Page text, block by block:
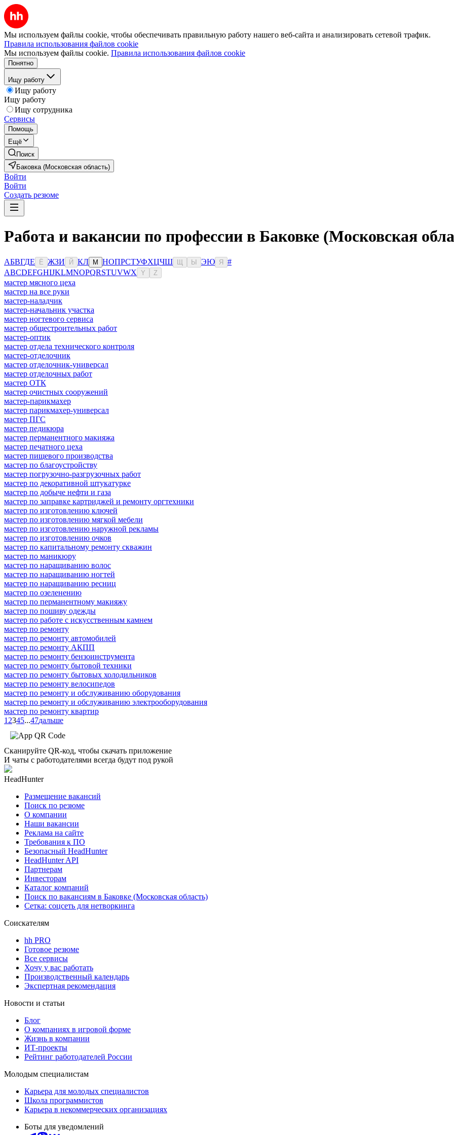
Мы используем файлы cookie, чтобы обеспечивать правильную работу нашего веб-сайта и анализировать сетевой трафик.
Правила использования файлов cookie
Мы используем файлы cookie. Правила использования файлов cookie
Понятно
Ищу работу
Ищу работу
Ищу работу
Ищу сотрудника
Сервисы
Помощь
Ещё
Поиск
Баковка (Московская область)
Войти
Войти
Создать резюме
Работа и вакансии по профессии в Баковке (Московская
АБВГДЕ Ё ЖЗИ Й КЛ М НОПРСТУФХЦЧШ Ы ЭЮ Я
#
ABCDEFGHIJKLMNOPQRSTUVWX Y Z
мастер мясного цеха
мастер на все руки
мастер-наладчик
мастер-начальник участка
мастер ногтевого сервиса
мастер общестроительных работ
мастер-оптик
мастер отдела технического контроля
мастер-отделочник
мастер отделочник-универсал
мастер отделочных работ
мастер ОТК
мастер очистных сооружений
мастер-парикмахер
мастер парикмахер-универсал
мастер ПГС
мастер педикюра
мастер перманентного макияжа
мастер печатного цеха
мастер пищевого производства
мастер по благоустройству
мастер погрузочно-разгрузочных работ
мастер по декоративной штукатурке
мастер по добыче нефти и газа
мастер по заправке картриджей и ремонту оргтехники
мастер по изготовлению ключей
мастер по изготовлению мягкой мебели
мастер по изготовлению наружной рекламы
мастер по изготовлению очков
мастер по капитальному ремонту скважин
мастер по маникюру
мастер по наращиванию волос
мастер по наращиванию ногтей
мастер по наращиванию ресниц
мастер по озеленению
мастер по перманентному макияжу
мастер по пошиву одежды
мастер по работе с искусственным камнем
мастер по ремонту
мастер по ремонту автомобилей
мастер по ремонту АКПП
мастер по ремонту бензоинструмента
мастер по ремонту бытовой техники
мастер по ремонту бытовых холодильников
мастер по ремонту велосипедов
мастер по ремонту и обслуживанию оборудования
мастер по ремонту и обслуживанию электрооборудования
мастер по ремонту квартир
1 2345...47дальше
Сканируйте QR-код, чтобы скачать приложение
И чаты с работодателями всегда будут под рукой
HeadHunter
Размещение вакансий
Поиск по резюме
О компании
Наши вакансии
Реклама на сайте
Требования к ПО
Безопасный HeadHunter
HeadHunter API
Партнерам
Инвесторам
Каталог компаний
Поиск по вакансиям в Баковке (Московская область)
Сетка: соцсеть для нетворкинга
Соискателям
hh PRO
Готовое резюме
Все сервисы
Хочу у вас работать
Производственный календарь
Экспертная рекомендация
Новости и статьи
Блог
О компаниях в игровой форме
Жизнь в компании
ИТ-проекты
Рейтинг работодателей России
Молодым специалистам
Карьера для молодых специалистов
Школа программистов
Карьера в некоммерческих организациях
Боты для уведомлений